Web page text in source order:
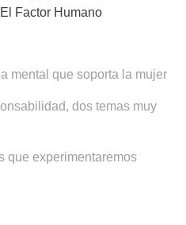
Factor Humano
mental que soporta la mujer
dos temas muy
que experimentaremos